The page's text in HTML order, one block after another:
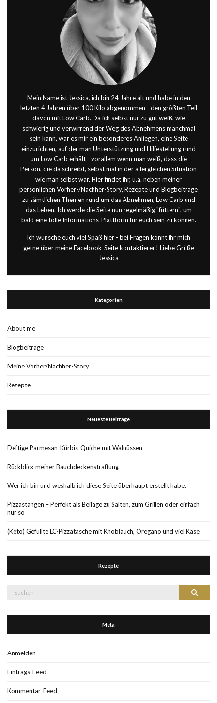
Mein Name ist Jessica, ich bin 24 Jahre alt und habe in den
letzten 4 Jahren über 100 Kilo abgenommen - den größten Teil
davon mit Low Carb. Da ich selbst nur zu gut weiß, wie
schwierig und verwirrend der Weg des Abnehmens manchmal
sein kann, war es mir ein besonderes Anliegen, eine Seite
einzurichten, auf der man Unterstützung und Hilfestellung rund
um Low Carb erhält - vorallem wenn man weiß, dass die
Person, die da schreibt, selbst mal in der allergleichen Situation
wie man selbst war. Hier findet ihr, u.a. neben meiner
persönlichen Vorher-/Nachher-Story, Rezepte und Blogbeiträge
zu sämtlichen Themen rund um das Abnehmen, Low Carb und
das Leben. Ich werde die Seite nun regelmäßig "füttern", um
bald eine tolle Informations-Plattform für euch sein zu können.
Ich wünsche euch viel Spaß hier - bei Fragen könnt ihr mich
gerne über meine Facebook-Seite kontaktieren! Liebe Grüße
Jessica
Kategorien
About me
Blogbeiträge
Meine Vorher/Nachher-Story
Rezepte
Neueste Beiträge
Deftige Parmesan-Kürbis-Quiche mit Walnüssen
Rückblick meiner Bauchdeckenstraffung
Wer ich bin und weshalb ich diese Seite überhaupt erstellt habe:
Pizzastangen – Perfekt als Beilage zu Salten, zum Grillen oder einfach
nur so
(Keto) Gefüllte LC-Pizzatasche mit Knoblauch, Oregano und viel Käse
Rezepte
Suchen
Meta
Anmelden
Eintrags-Feed
Kommentar-Feed